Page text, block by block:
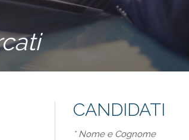
CANDIDATI
*Nome e Cognome